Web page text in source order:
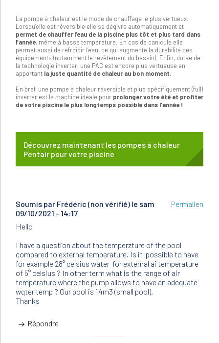
La pompe à chaleur est le mode de chauffage le plus vertueux.
Lorsqu’elle est réversible elle se dégivre automatiquement et
permet de chauffer l’eau de la piscine plus tôt et plus tard dans
l’année, même à basse température. En cas de canicule elle
permet aussi de refroidir l’eau, ce qui augmente la durabilité des
équipements (notamment le revêtement du bassin). Enfin, dotée de
la technologie inverter, une PAC est encore plus vertueuse en
apportant la juste quantité de chaleur au bon moment
En bref, une pompe à chaleur réversible et plus spécifiquement (full)
inverter est la machine idéale pour prolonger votre été et profiter
de votre piscine le plus longtemps possible dans l’année !
Découvrez maintenant les pompes à chaleur
Pentair pour votre piscine
Soumis par Frédéric (non vérifié) le sam
09/10/2021 - 14:17
Permalien
Hello
I have a question about the temperzture of the pool
compared to external temperature. Is it possible to have
for example 28° celsius water for external ai temperature
of 5° celsius ? In other term what is the range of air
temperature where the pump allows to have an adequate
wqter temp ? Our pool is 14m3 (small pool).
Thanks
Répondre